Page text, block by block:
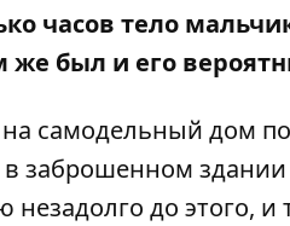
часов тело
же был и его
самодельный дом
заброшенном здании
незадолго до этого,